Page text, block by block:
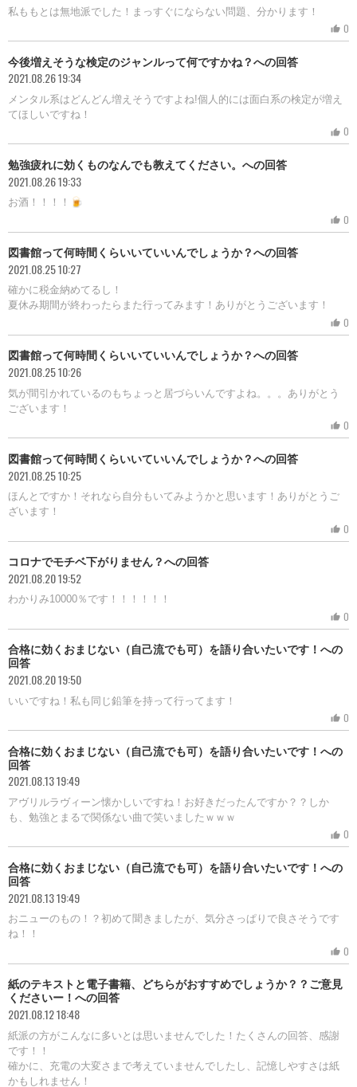
私ももとは無地派でした！まっすぐにならない問題、分かります！
thumb_up 0
今後増えそうな検定のジャンルって何ですかね？への回答
2021.08.26 19:34
メンタル系はどんどん増えそうですよね!個人的には面白系の検定が増え
てほしいですね！
thumb_up 0
勉強疲れに効くものなんでも教えてください。への回答
2021.08.26 19:33
お酒！！！！🍺
thumb_up 0
図書館って何時間くらいいていいんでしょうか？への回答
2021.08.25 10:27
確かに税金納めてるし！
夏休み期間が終わったらまた行ってみます！ありがとうございます！
thumb_up 0
図書館って何時間くらいいていいんでしょうか？への回答
2021.08.25 10:26
気が間引かれているのもちょっと居づらいんですよね。。。ありがとう
ございます！
thumb_up 0
図書館って何時間くらいいていいんでしょうか？への回答
2021.08.25 10:25
ほんとですか！それなら自分もいてみようかと思います！ありがとうご
ざいます！
thumb_up 0
コロナでモチベ下がりません？への回答
2021.08.20 19:52
わかりみ10000％です！！！！！！
thumb_up 0
合格に効くおまじない（自己流でも可）を語り合いたいです！への
回答
2021.08.20 19:50
いいですね！私も同じ鉛筆を持って行ってます！
thumb_up 0
合格に効くおまじない（自己流でも可）を語り合いたいです！への
回答
2021.08.13 19:49
アヴリルラヴィーン懐かしいですね！お好きだったんですか？？しか
も、勉強とまるで関係ない曲で笑いましたｗｗｗ
thumb_up 0
合格に効くおまじない（自己流でも可）を語り合いたいです！への
回答
2021.08.13 19:49
おニューのもの！？初めて聞きましたが、気分さっぱりで良さそうです
ね！！
thumb_up 0
紙のテキストと電子書籍、どちらがおすすめでしょうか？？ご意見
くださいー！への回答
2021.08.12 18:48
紙派の方がこんなに多いとは思いませんでした！たくさんの回答、感謝
です！！
確かに、充電の大変さまで考えていませんでしたし、記憶しやすさは紙
かもしれません！